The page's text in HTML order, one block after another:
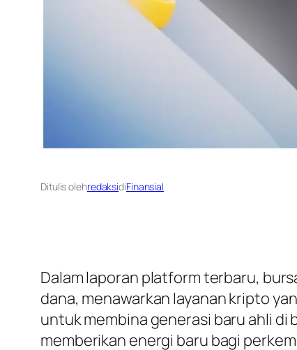
Ditulis olehredaksidiFinansial
Dalam laporan platform terbaru,
dana, menawarkan layanan kripto
untuk membina generasi baru ahli
memberikan energi baru bagi